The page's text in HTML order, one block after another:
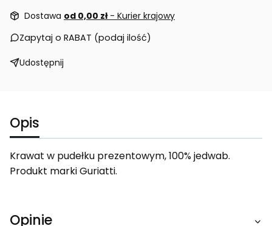
Dostawa od 0,00 zł - Kurier krajowy
Zapytaj o RABAT (podaj ilość)
Udostępnij
Opis
Krawat w pudełku prezentowym, 100% jedwab.
Produkt marki Guriatti.
Opinie